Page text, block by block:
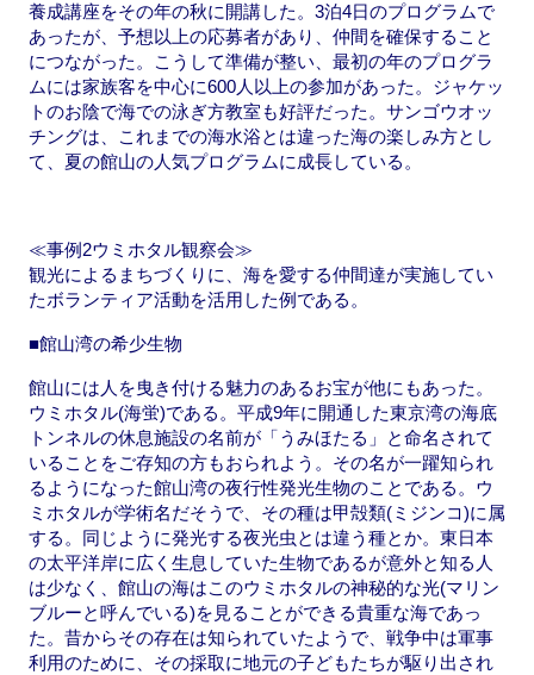
養成講座をその年の秋に開講した。3泊4日のプログラムで
あったが、予想以上の応募者があり、仲間を確保すること
につながった。こうして準備が整い、最初の年のプログラ
ムには家族客を中心に600人以上の参加があった。ジャケッ
トのお陰で海での泳ぎ方教室も好評だった。サンゴウオッ
チングは、これまでの海水浴とは違った海の楽しみ方とし
て、夏の館山の人気プログラムに成長している。
≪事例2ウミホタル観察会≫
観光によるまちづくりに、海を愛する仲間達が実施してい
たボランティア活動を活用した例である。
■館山湾の希少生物
館山には人を曳き付ける魅力のあるお宝が他にもあった。
ウミホタル(海蛍)である。平成9年に開通した東京湾の海底
トンネルの休息施設の名前が「うみほたる」と命名されて
いることをご存知の方もおられよう。その名が一躍知られ
るようになった館山湾の夜行性発光生物のことである。ウ
ミホタルが学術名だそうで、その種は甲殻類(ミジンコ)に属
する。同じように発光する夜光虫とは違う種とか。東日本
の太平洋岸に広く生息していた生物であるが意外と知る人
は少なく、館山の海はこのウミホタルの神秘的な光(マリン
ブルーと呼んでいる)を見ることができる貴重な海であっ
た。昔からその存在は知られていたようで、戦争中は軍事
利用のために、その採取に地元の子どもたちが駆り出され